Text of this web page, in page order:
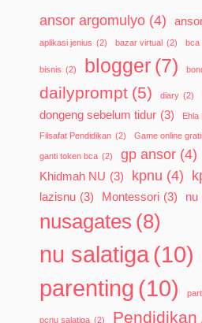
ansor argomulyo (4)
aplikasi jenius (2) bazar virtual (2) bca
bisnis (2) blogger (7)
dailyprompt (5) diary (2)
dongeng sebelum tidur (3) Ehla
Filsafat Pendidikan (2) Game online
ganti token bca (2) gp ansor (4)
Khidmah NU (3) kpnu (4)
lazisnu (3) Montessori (3) nu
nusagates (8)
nu salatiga(10)
parenting (10)
pcnu salatiga (2) Pendidikan